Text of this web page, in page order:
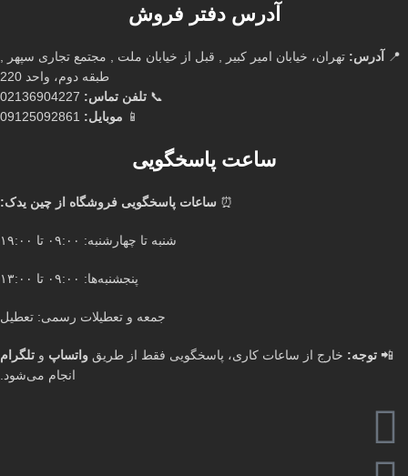
آدرس دفتر فروش
📍 آدرس: تهران، خیابان امیر کبیر , قبل از خیابان ملت , مجتمع تجاری سپهر ,
طبقه دوم، واحد 220
📞 تلفن تماس:
📱 موبایل:
ساعت پاسخگویی
⏰ ساعات پاسخگویی فروشگاه از چین یدک:
شنبه تا چهارشنبه: ۰۹:۰۰ تا ۱۹:۰۰
پنجشنبه‌ها: ۰۹:۰۰ تا ۱۳:۰۰
جمعه و تعطیلات رسمی: تعطیل
📲 توجه: خارج از ساعات کاری، پاسخگویی فقط از طریق واتساپ و تلگرام
انجام می‌شود.